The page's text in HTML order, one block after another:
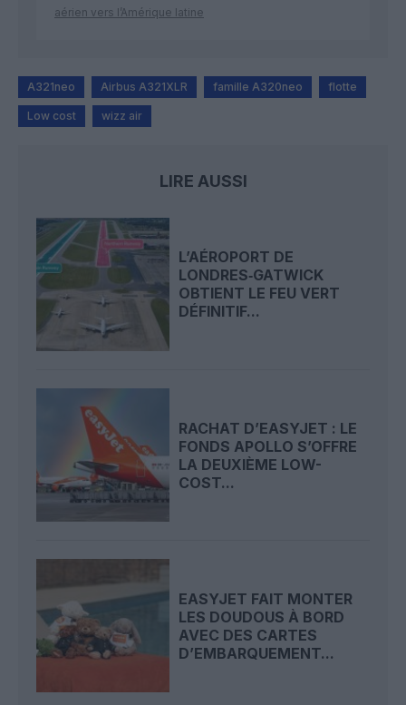
aérien vers l’Amérique latine
A321neo Airbus A321XLR famille A320neo flotte
Low cost wizz air
LIRE AUSSI
L’AÉROPORT DE
LONDRES‑GATWICK
OBTIENT LE FEU VERT
DÉFINITIF...
RACHAT D’EASYJET : LE
FONDS APOLLO S’OFFRE
LA DEUXIÈME LOW-
COST...
EASYJET FAIT MONTER
LES DOUDOUS À BORD
AVEC DES CARTES
D’EMBARQUEMENT...